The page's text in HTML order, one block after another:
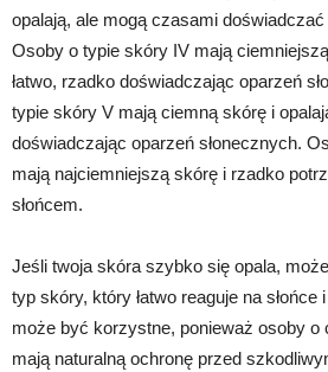
opalają, ale mogą czasami doświadczać
Osoby o typie skóry IV mają
łatwo, rzadko doświadczając oparzeń
typie skóry V mają ciemną skórę i
doświadczając oparzeń słonecznych.
mają najciemniejszą skórę i rzadko
słońcem.
Jeśli twoja skóra szybko się opala,
typ skóry, który łatwo reaguje na słońce
może być korzystne, ponieważ osoby o
mają naturalną ochronę przed